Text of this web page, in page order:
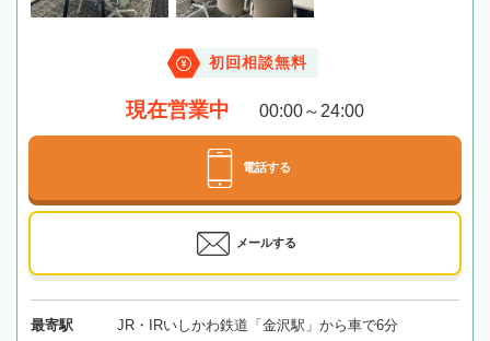
初回相談無料
現在営業中 00:00～24:00
電話する
メールする
最寄駅 JR・IRいしかわ鉄道「金沢駅」から車で6分